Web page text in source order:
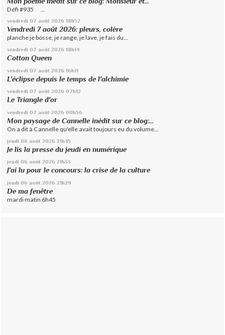
Défi #935 ...
vendredi 07 août 2026 18h52
Vendredi 7 août 2026: pleurs, colère
planche je bosse, je range, je lave, je fais du...
vendredi 07 août 2026 18h14
Cotton Queen
vendredi 07 août 2026 16h11
L'éclipse depuis le temps de l'alchimie
vendredi 07 août 2026 07h12
Le Triangle d'or
vendredi 07 août 2026 00h56
Mon paysage de Cannelle inédit sur ce blog:...
On a dit à Cannelle qu'elle avait toujours eu du volume...
jeudi 06 août 2026 21h45
Je lis la presse du jeudi en numérique
jeudi 06 août 2026 21h33
J'ai lu pour le concours: la crise de la culture
jeudi 06 août 2026 21h29
De ma fenêtre
mardi matin 6h45